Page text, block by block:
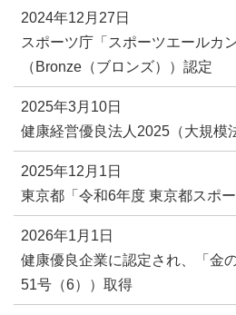
2024年12月27日
スポーツ庁「スポーツエールカ
（Bronze（ブロンズ））認定
2025年3月10日
健康経営優良法人2025（大規模
2025年12月1日
東京都「令和6年度 東京都スポ
2026年1月1日
健康優良企業に認定され、「金
51号（6））取得